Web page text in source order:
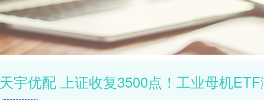
天宇优配 上证收复3500点！工业母机